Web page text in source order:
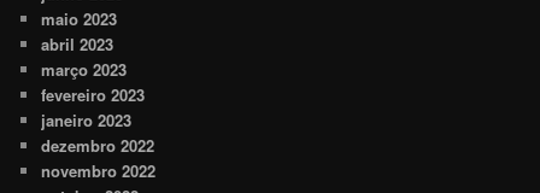
maio 2023
abril 2023
março 2023
fevereiro 2023
janeiro 2023
dezembro 2022
novembro 2022